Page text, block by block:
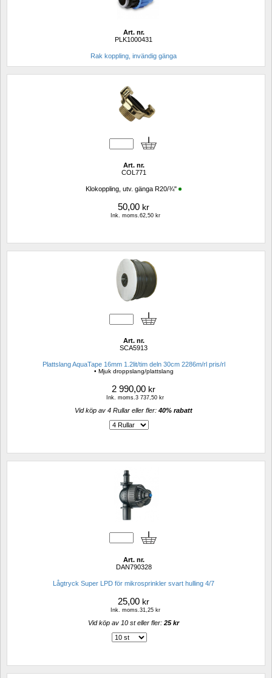
Art. nr.
PLK1000431
Rak koppling, invändig gänga
Art. nr.
COL771
Klokoppling, utv. gänga R20/¾"
50,00 kr
Ink. moms.62,50 kr
Art. nr.
SCA5913
Plattslang AquaTape 16mm 1.2lit/tim deln 30cm 2286m/rl pris/rl
• Mjuk droppslang/plattslang
2 990,00 kr
Ink. moms.3 737,50 kr
Vid köp av 4 Rullar eller fler: 40% rabatt
Art. nr.
DAN790328
Lågtryck Super LPD för mikrosprinkler svart hulling 4/7
25,00 kr
Ink. moms.31,25 kr
Vid köp av 10 st eller fler: 25 kr